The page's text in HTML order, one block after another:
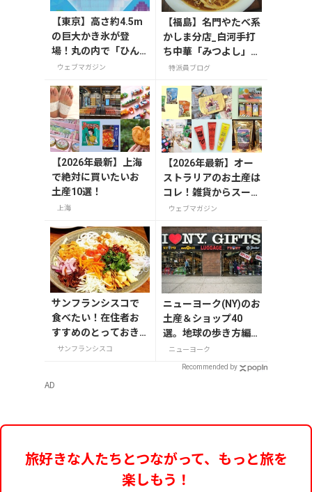
【東京】高さ約4.5m
の巨大かき氷が登
場！丸の内で「ひん
やりＫＩＴＴＥ」が8
一覧
ウェブマガジン
【福島】名門やたべ系
かしま分店_白河手打
ち中華「みつよし」＠
矢吹町
特派員ブログ
【2026年最新】上海
で絶対に買いたいお
土産10選！
上海
【2026年最新】オー
ストラリアのお土産は
コレ！雑貨からスーパ
ーでも買えるグルメま
ウェブマガジン
サンフランシスコで
食べたい！在住者お
すすめのとっておき
グルメ6選
サンフランシスコ
ニューヨーク(NY)のお
土産＆ショップ40
選。地球の歩き方編集
者セレクト！
ニューヨーク
Recommended by
AD
旅好きな人たちとつながって、もっと旅を
楽しもう！